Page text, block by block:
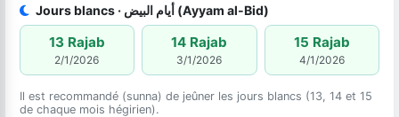
Jours blancs · أيام البيض (Ayyam al-Bid)
13 Rajab
2/1/2026
14 Rajab
3/1/2026
15 Rajab
4/1/2026
Il est recommandé (sunna) de jeûner les jours blancs (13, 14 et 15
de chaque mois hégirien).